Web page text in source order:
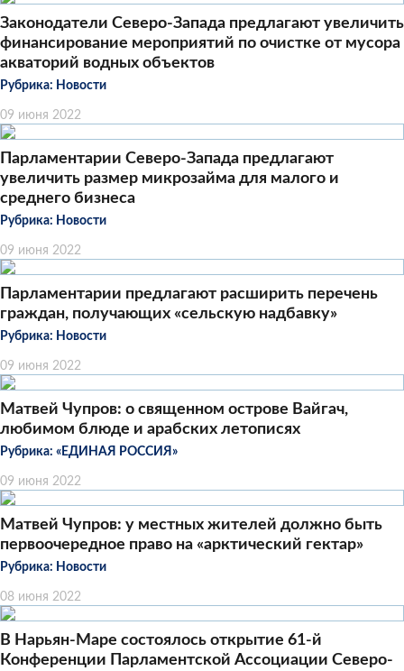
Законодатели Северо-Запада предлагают увеличить
финансирование мероприятий по очистке от мусора
акваторий водных объектов
Рубрика: Новости
09 июня 2022
Парламентарии Северо-Запада предлагают
увеличить размер микрозайма для малого и
среднего бизнеса
Рубрика: Новости
09 июня 2022
Парламентарии предлагают расширить перечень
граждан, получающих «сельскую надбавку»
Рубрика: Новости
09 июня 2022
Матвей Чупров: о священном острове Вайгач,
любимом блюде и арабских летописях
Рубрика: «ЕДИНАЯ РОССИЯ»
09 июня 2022
Матвей Чупров: у местных жителей должно быть
первоочередное право на «арктический гектар»
Рубрика: Новости
08 июня 2022
В Нарьян-Маре состоялось открытие 61-й
Конференции Парламентской Ассоциации Северо-